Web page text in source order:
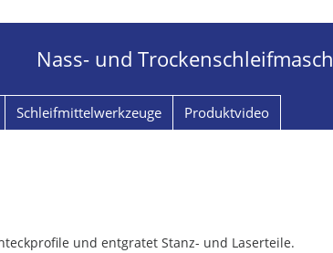
Nass- und
Schleifmittelwerkzeuge Produktvideo
und entgratet Stanz- und Laserteile.